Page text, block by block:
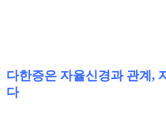
다한증은 자율신경과 관계,
다